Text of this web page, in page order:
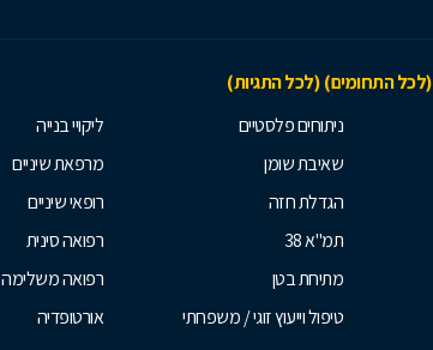
(לכל התחומים) (לכל התגיות)
ניתוחים פלסטיים
שאיבת שומן
הגדלת חזה
תמ"א 38
מתיחת בטן
טיפול וייעוץ זוגי / משפחתי
ליקויי בנייה
מרפאת שיניים
רופאי שיניים
רפואה סינית
רפואה משלימה
אורטופדיה